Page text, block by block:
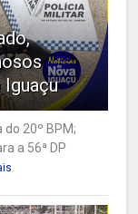
Iguaçu
20º BPM;
a 56ª DP